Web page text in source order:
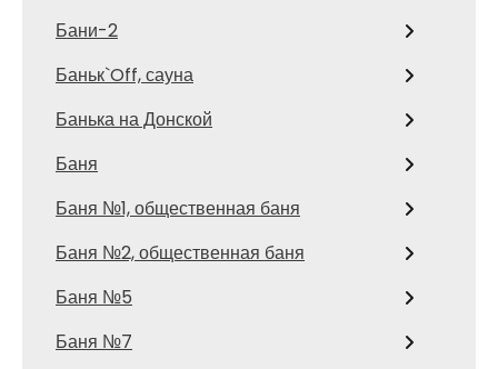
Бани-2
Баньк`Off, сауна
Банька на Донской
Баня
Баня №1, общественная баня
Баня №2, общественная баня
Баня №5
Баня №7